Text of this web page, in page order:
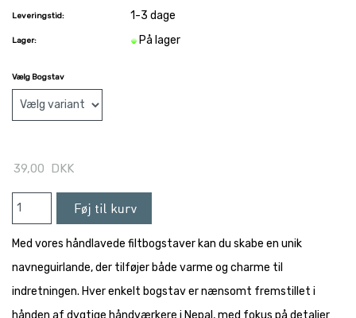
Leveringstid: 1-3 dage
Lager: På lager
Vælg Bogstav
39,00 DKK
Med vores håndlavede filtbogstaver kan du skabe en unik
navneguirlande, der tilføjer både varme og charme til
indretningen. Hver enkelt bogstav er nænsomt fremstillet i
hånden af dygtige håndværkere i Nepal, med fokus på detaljer